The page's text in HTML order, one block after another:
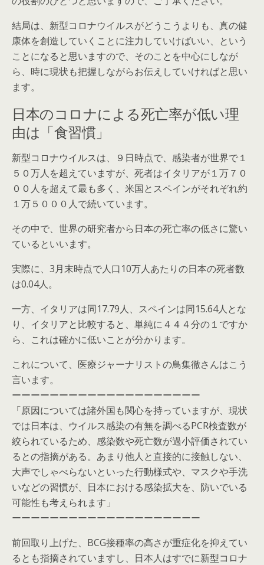
結局は、新型コロナウイルスがどうこうよりも、真の健
康体を創造していくことに注力していけばいい、という
ことになると思いますので、そのことを中心にしなが
ら、時に現状も把握しながらお伝えしていければと思い
ます。
日本のコロナによる死亡率が低い理
由は「食習慣」
新型コロナウイルスは、９日時点で、感染者が世界で１
５０万人を超えていますが、死者はイタリアが１万７０
００人を超えて最も多く、米国とスペインがそれぞれ約
１万５０００人で続いています。
その中で、世界の研究者から日本の死亡率の低さに驚い
ているといいます。
実際に、3月末時点で人口10万人あたりの日本の死者数
は0.04人。
一方、イタリアは同17.79人、スペインは同15.64人とな
り、イタリアと比較すると、単純に４４４分の１ですか
ら、これは確かに低いことが分かります。
これについて、医療ジャーナリストの鳥集徹さんはこう
言います。
ーーーーーーーーーーーーーーーーーーーー
「原因については諸外国も関心を持っていますが、現状
では日本は、ウイルス感染の有無を調べるPCR検査数が
絞られているため、感染数や死亡数が過小評価されてい
るとの指摘がある。あまり他人と直接的に接触しない、
大声でしゃべらないといった行動様式や、マスクや手洗
いなどの習慣が、日本における感染拡大を、防いでいる
可能性も考えられます」
ーーーーーーーーーーーーーーーーーーーー
前回取り上げた、BCG接種率の高さが重症化を抑えてい
るとも指摘されていますし、日本人はすでに新型コロナ